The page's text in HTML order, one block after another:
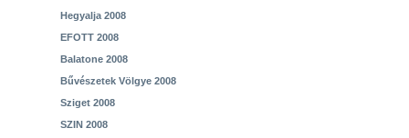
Hegyalja 2008
EFOTT 2008
Balatone 2008
Bűvészetek Völgye 2008
Sziget 2008
SZIN 2008